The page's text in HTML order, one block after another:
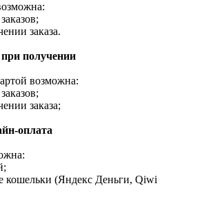
заказа.
получении
возможна:
заказа;
оплата
кошельки (Яндекс Деньги, Qiwi